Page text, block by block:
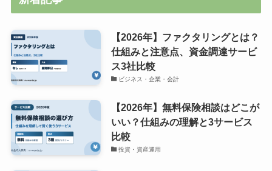
【2026年】ファクタリングとは？
仕組みと注意点、資金調達サービ
ス3社比較
ビジネス・企業・会計
【2026年】無料保険相談はどこが
いい？仕組みの理解と3サービス
比較
投資・資産運用